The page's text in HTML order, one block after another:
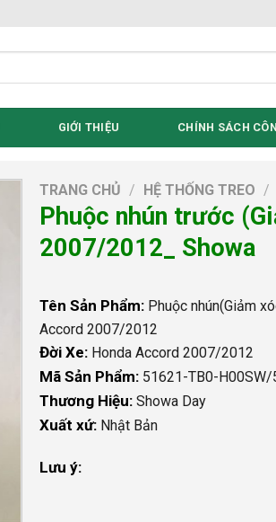
GIỚI THIỆU CHÍNH SÁCH
TRANG CHỦ / HỆ THỐNG TREO /
Phuộc nhún trước
2007/2012_ Showa
Tên Sản Phẩm: Phuộc nhún(Giảm
Accord 2007/2012
Đời Xe: Honda Accord 2007/2012
Mã Sản Phẩm: 51621-TB0-
Thương Hiệu:Showa Day
Xuất xứ: Nhật Bản
Lưu ý: